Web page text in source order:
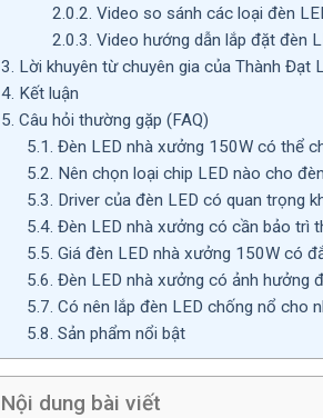
2.0.2. Video so sánh các loại đèn
2.0.3. Video hướng dẫn lắp đặt đèn
3. Lời khuyên từ chuyên gia của Thành Đạt
4. Kết luận
5. Câu hỏi thường gặp (FAQ)
5.1. Đèn LED nhà xưởng 150W có thể
5.2. Nên chọn loại chip LED nào cho
5.3. Driver của đèn LED có quan trọng
5.4. Đèn LED nhà xưởng có cần bảo trì
5.5. Giá đèn LED nhà xưởng 150W có
5.6. Đèn LED nhà xưởng có ảnh hưởng
5.7. Có nên lắp đèn LED chống nổ cho
5.8. Sản phẩm nổi bật
Nội dung bài viết